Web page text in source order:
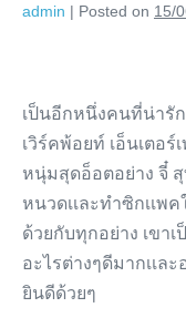
admin | Posted on 15/
เป็นอีกหนึ่งคนที่น่ารั
เวิร์คพ้อยท์ เอ็นเตอร์
หนุ่มสุดอ็อตอย่าง จี๋ สุ
หนวดเเละทำซิกเเพค
ด้วยกับทุกอย่าง เข
อะไรต่างๆดีมากเเล
ยินดีด้วยๆ